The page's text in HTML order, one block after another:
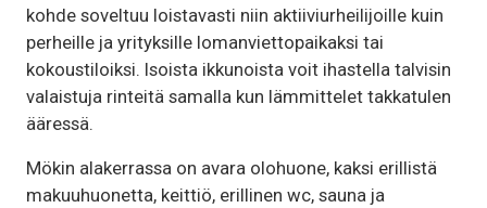
kohde soveltuu loistavasti niin aktiiviurheilijoille kuin
perheille ja yrityksille lomanviettopaikaksi tai
kokoustiloiksi. Isoista ikkunoista voit ihastella talvisin
valaistuja rinteitä samalla kun lämmittelet takkatulen
ääressä.
Mökin alakerrassa on avara olohuone, kaksi erillistä
makuuhuonetta, keittiö, erillinen wc, sauna ja